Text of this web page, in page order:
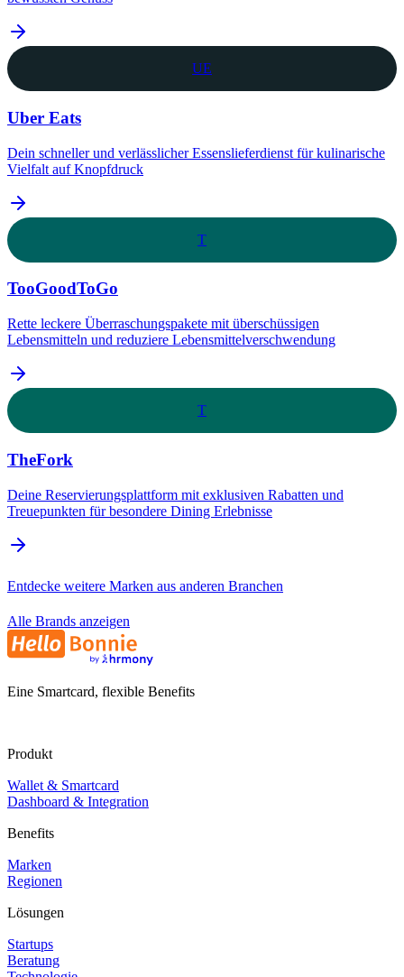
UE
Uber Eats
Dein schneller und verlässlicher Essenslieferdienst für kulinarische
Vielfalt auf Knopfdruck
T
TooGoodToGo
Rette leckere Überraschungspakete mit überschüssigen
Lebensmitteln und reduziere Lebensmittelverschwendung
T
TheFork
Deine Reservierungsplattform mit exklusiven Rabatten und
Treuepunkten für besondere Dining Erlebnisse
Entdecke weitere Marken aus anderen Branchen
Alle Brands anzeigen
Eine Smartcard, flexible Benefits
Produkt
Wallet & Smartcard
Dashboard & Integration
Benefits
Marken
Regionen
Lösungen
Startups
Beratung